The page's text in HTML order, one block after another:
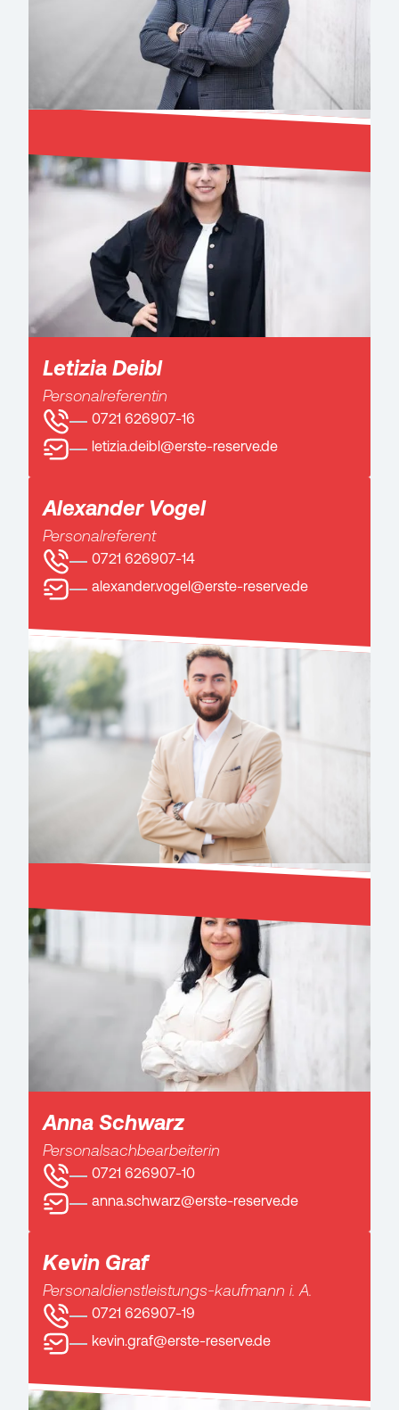
Letizia Deibl
Personalreferentin
0721 626907-16
letizia.deibl@erste-reserve.de
Alexander Vogel
Personalreferent
0721 626907-14
alexander.vogel@erste-reserve.de
Anna Schwarz
Personalsachbearbeiterin
0721 626907-10
anna.schwarz@erste-reserve.de
Kevin Graf
Personaldienstleistungs-kaufmann i. A.
0721 626907-19
kevin.graf@erste-reserve.de